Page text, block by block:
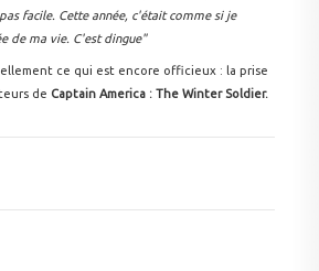
facile. Cette année, c'était comme si je
de ma vie. C'est dingue"
ce qui est encore officieux : la prise
de Captain America : The Winter Soldier.